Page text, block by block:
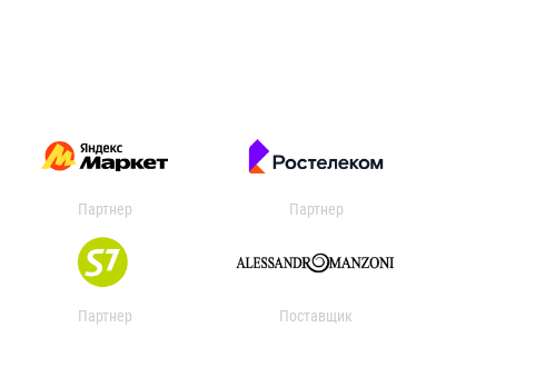
Партнер Партнер
Партнер Поставщик